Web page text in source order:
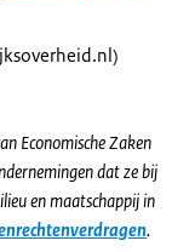
Economische Zaken
dat ze bij
en maatschappij in
.